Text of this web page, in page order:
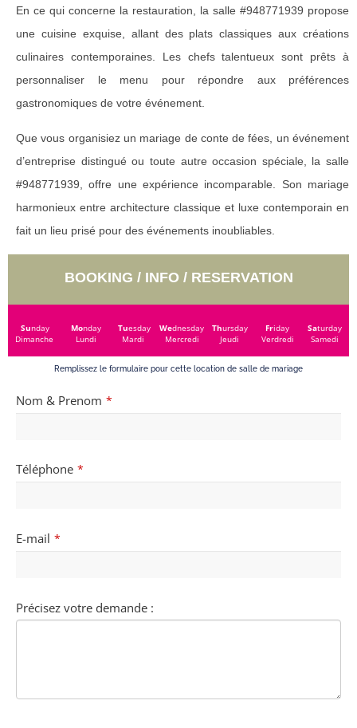
En ce qui concerne la restauration, la salle #948771939 propose
une cuisine exquise, allant des plats classiques aux créations
culinaires contemporaines. Les chefs talentueux sont prêts à
personnaliser le menu pour répondre aux préférences
gastronomiques de votre événement.
Que vous organisiez un mariage de conte de fées, un événement
d’entreprise distingué ou toute autre occasion spéciale, la salle
#948771939, offre une expérience incomparable. Son mariage
harmonieux entre architecture classique et luxe contemporain en
fait un lieu prisé pour des événements inoubliables.
BOOKING / INFO / RESERVATION
Sunday
Dimanche
Monday
Lundi
Tuesday
Mardi
Wednesday
Mercredi
Thursday
Jeudi
Friday
Verdredi
Saturday
Samedi
Remplissez le formulaire pour cette location de salle de mariage
Nom & Prenom *
Téléphone *
E-mail *
Précisez votre demande :